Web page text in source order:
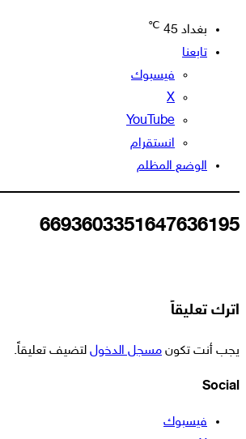
بغداد 45
℃
تابعنا
فيسبوك
‫X
‫YouTube
انستقرام
الوضع المظلم
6693603351647636195
اترك تعليقاً
يجب أنت تكون مسجل الدخول لتضيف تعليقاً.
Social
فيسبوك